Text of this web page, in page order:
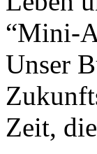
“Mini-
Unser
Zeit,